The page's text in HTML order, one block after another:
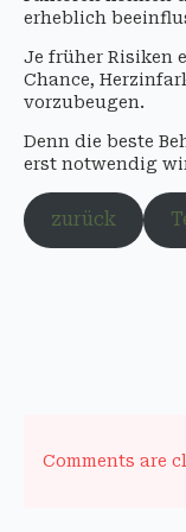
erheblich
Je früher Risiken
Chance,
vorzubeugen.
Denn die beste
erst notwendig
zurück
Comments are